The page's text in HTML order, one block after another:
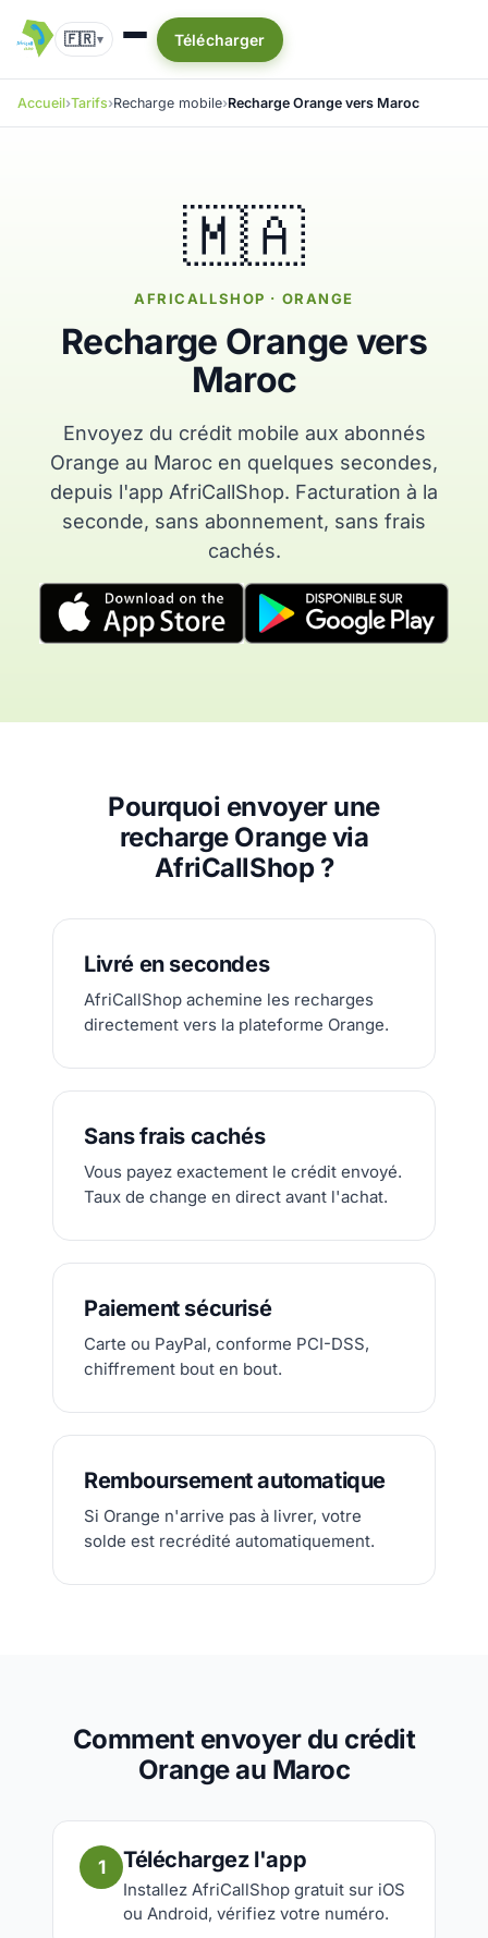
🇫🇷▾ Télécharger
Accueil Tarifs Recharge mobile Recharge Orange vers Maroc
🇲🇦
AFRICALLSHOP · ORANGE
Recharge Orange vers
Maroc
Envoyez du crédit mobile aux abonnés
Orange au Maroc en quelques secondes,
depuis l'app AfriCallShop. Facturation à la
seconde, sans abonnement, sans frais
cachés.
Pourquoi envoyer une
recharge Orange via
AfriCallShop ?
Livré en secondes
AfriCallShop achemine les recharges
directement vers la plateforme Orange.
Sans frais cachés
Vous payez exactement le crédit envoyé.
Taux de change en direct avant l'achat.
Paiement sécurisé
Carte ou PayPal, conforme PCI-DSS,
chiffrement bout en bout.
Remboursement automatique
Si Orange n'arrive pas à livrer, votre
solde est recrédité automatiquement.
Comment envoyer du crédit
Orange au Maroc
1 Téléchargez l'app
Installez AfriCallShop gratuit sur iOS
ou Android, vérifiez votre numéro.